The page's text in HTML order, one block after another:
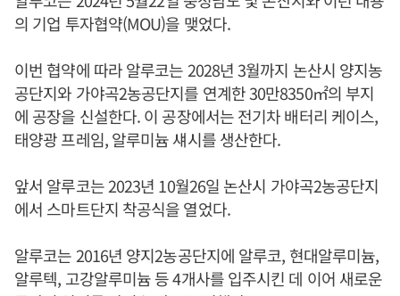
의 기업 투자협약(MOU)을 맺었다.
이번 협약에 따라 알루코는 2028년 3월까지 논산시 양지농
공단지와 가야곡2농공단지를 연계한 30만8350㎡의 부지
에 공장을 신설한다. 이 공장에서는 전기차 배터리 케이스,
태양광 프레임, 알루미늄 섀시를 생산한다.
앞서 알루코는 2023년 10월26일 논산시 가야곡2농공단지
에서 스마트단지 착공식을 열었다.
알루코는 2016년 양지2농공단지에 알루코, 현대알루미늄,
알루텍, 고강알루미늄 등 4개사를 입주시킨 데 이어 새로운